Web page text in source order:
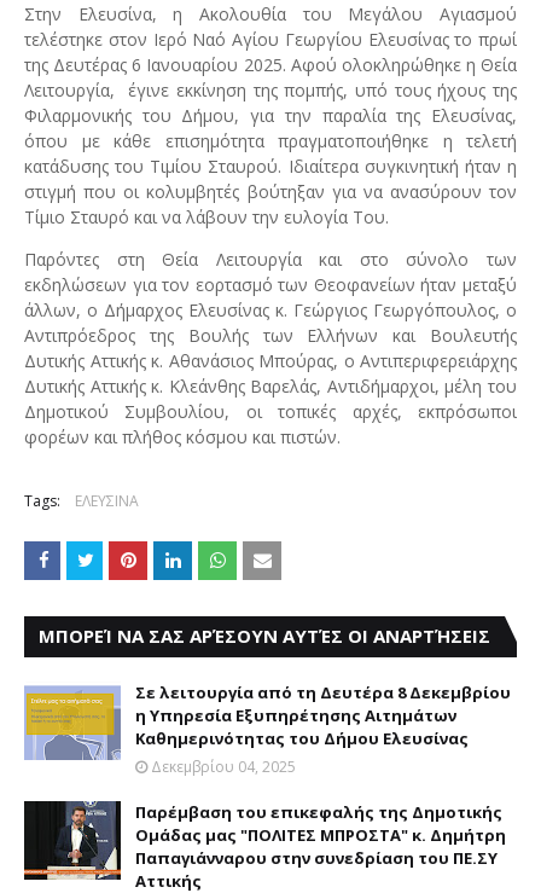
Στην Ελευσίνα, η Ακολουθία του Μεγάλου Αγιασμού
τελέστηκε στον Ιερό Ναό Αγίου Γεωργίου Ελευσίνας το πρωί
της Δευτέρας 6 Ιανουαρίου 2025. Αφού ολοκληρώθηκε η Θεία
Λειτουργία,
έγινε εκκίνηση της πομπής, υπό τους ήχους της
Φιλαρμονικής του Δήμου, για την παραλία της Ελευσίνας,
όπου με κάθε επισημότητα πραγματοποιήθηκε η τελετή
κατάδυσης του Τιμίου Σταυρού. Ιδιαίτερα συγκινητική ήταν η
στιγμή που οι κολυμβητές βούτηξαν για να ανασύρουν τον
Τίμιο Σταυρό και να λάβουν την ευλογία Του.
Παρόντες στη Θεία Λειτουργία και στο σύνολο των
εκδηλώσεων για τον εορτασμό των Θεοφανείων ήταν μεταξύ
άλλων, ο Δήμαρχος Ελευσίνας κ. Γεώργιος Γεωργόπουλος, ο
Αντιπρόεδρος της Βουλής των Ελλήνων και Βουλευτής
Δυτικής Αττικήςκ. Αθανάσιος Μπούρας, ο Αντιπεριφερειάρχης
Δυτικής Αττικής κ. Κλεάνθης Βαρελάς, Αντιδήμαρχοι, μέλη του
Δημοτικού Συμβουλίου, οι τοπικές αρχές, εκπρόσωποι
φορέων και πλήθος κόσμου και πιστών.
Tags: ΕΛΕΥΣΙΝΑ
ΜΠΟΡΕΊ ΝΑ ΣΑΣ ΑΡΈΣΟΥΝ ΑΥΤΈΣ ΟΙ ΑΝΑΡΤΉΣΕΙΣ
Σε λειτουργία από τη Δευτέρα 8 Δεκεμβρίου
η Υπηρεσία Εξυπηρέτησης Αιτημάτων
Καθημερινότητας του Δήμου Ελευσίνας
Δεκεμβρίου 04, 2025
Παρέμβαση του επικεφαλής της Δημοτικής
Ομάδας μας "ΠΟΛΙΤΕΣ ΜΠΡΟΣΤΑ" κ. Δημήτρη
Παπαγιάνναρου στην συνεδρίαση του ΠΕ.ΣΥ
Αττικής